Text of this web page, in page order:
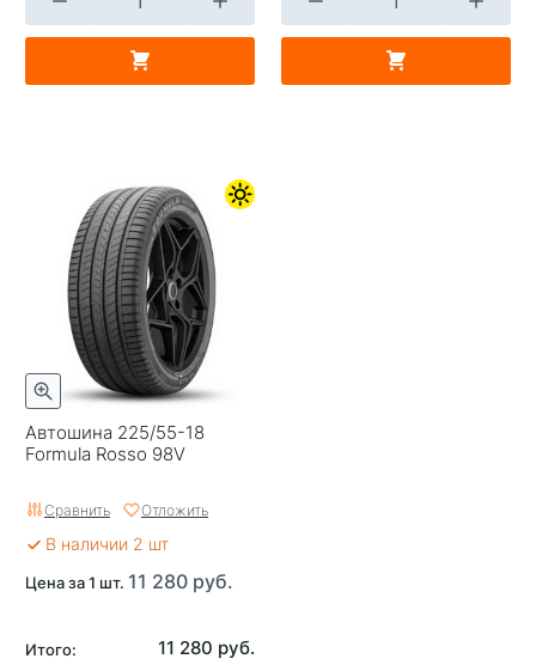
Автошина 225/55-18
Formula Rosso 98V
Сравнить Отложить
В наличии 2 шт
Цена за 1 шт. 11 280 руб.
Итого: 11 280 руб.